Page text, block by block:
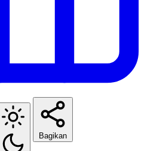
Bagikan